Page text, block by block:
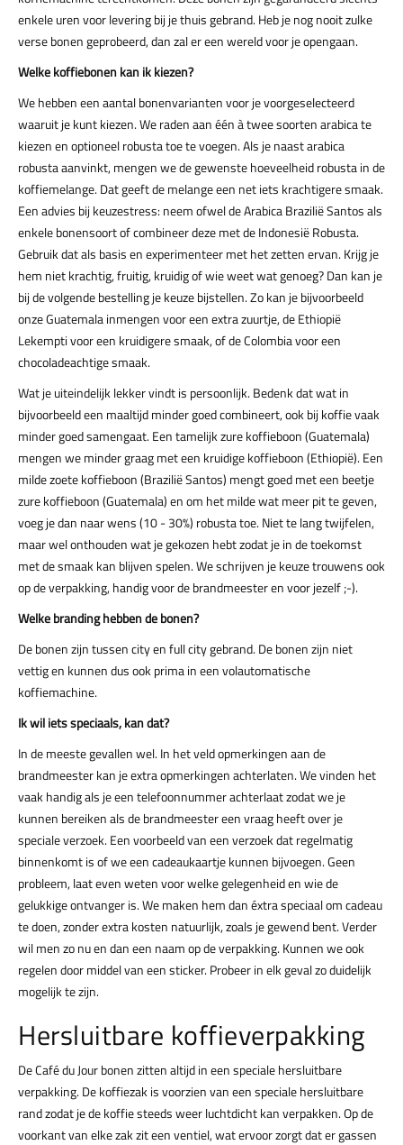
enkele uren voor levering bij je thuis gebrand. Heb je nog nooit zulke
verse bonen geprobeerd, dan zal er een wereld voor je opengaan.
Welke koffiebonen kan ik kiezen?
We hebben een aantal bonenvarianten voor je voorgeselecteerd
waaruit je kunt kiezen. We raden aan één à twee soorten arabica te
kiezen en optioneel robusta toe te voegen. Als je naast arabica
robusta aanvinkt, mengen we de gewenste hoeveelheid robusta in de
koffiemelange. Dat geeft de melange een net iets krachtigere smaak.
Een advies bij keuzestress: neem ofwel de Arabica Brazilië Santos als
enkele bonensoort of combineer deze met de Indonesië Robusta.
Gebruik dat als basis en experimenteer met het zetten ervan. Krijg je
hem niet krachtig, fruitig, kruidig of wie weet wat genoeg? Dan kan je
bij de volgende bestelling je keuze bijstellen. Zo kan je bijvoorbeeld
onze Guatemala inmengen voor een extra zuurtje, de Ethiopië
Lekempti voor een kruidigere smaak, of de Colombia voor een
chocoladeachtige smaak.
Wat je uiteindelijk lekker vindt is persoonlijk. Bedenk dat wat in
bijvoorbeeld een maaltijd minder goed combineert, ook bij koffie vaak
minder goed samengaat. Een tamelijk zure koffieboon (Guatemala)
mengen we minder graag met een kruidige koffieboon (Ethiopië). Een
milde zoete koffieboon (Brazilië Santos) mengt goed met een beetje
zure koffieboon (Guatemala) en om het milde wat meer pit te geven,
voeg je dan naar wens (10 - 30%) robusta toe. Niet te lang twijfelen,
maar wel onthouden wat je gekozen hebt zodat je in de toekomst
met de smaak kan blijven spelen. We schrijven je keuze trouwens ook
op de verpakking, handig voor de brandmeester en voor jezelf ;-).
Welke branding hebben de bonen?
De bonen zijn tussen city en full city gebrand. De bonen zijn niet
vettig en kunnen dus ook prima in een volautomatische
koffiemachine.
Ik wil iets speciaals, kan dat?
In de meeste gevallen wel. In het veld opmerkingen aan de
brandmeester kan je extra opmerkingen achterlaten. We vinden het
vaak handig als je een telefoonnummer achterlaat zodat we je
kunnen bereiken als de brandmeester een vraag heeft over je
speciale verzoek. Een voorbeeld van een verzoek dat regelmatig
binnenkomt is of we een cadeaukaartje kunnen bijvoegen. Geen
probleem, laat even weten voor welke gelegenheid en wie de
gelukkige ontvanger is. We maken hem dan éxtra speciaal om cadeau
te doen, zonder extra kosten natuurlijk, zoals je gewend bent. Verder
wil men zo nu en dan een naam op de verpakking. Kunnen we ook
regelen door middel van een sticker. Probeer in elk geval zo duidelijk
mogelijk te zijn.
Hersluitbare koffieverpakking
De Café du Jour bonen zitten altijd in een speciale hersluitbare
verpakking. De koffiezak is voorzien van een speciale hersluitbare
rand zodat je de koffie steeds weer luchtdicht kan verpakken. Op de
voorkant van elke zak zit een ventiel, wat ervoor zorgt dat er gassen